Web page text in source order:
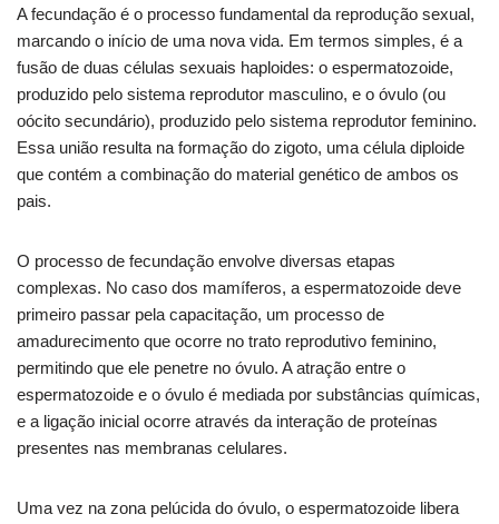
A fecundação é o processo fundamental da reprodução sexual,
marcando o início de uma nova vida. Em termos simples, é a
fusão de duas células sexuais haploides: o espermatozoide,
produzido pelo sistema reprodutor masculino, e o óvulo (ou
oócito secundário), produzido pelo sistema reprodutor feminino.
Essa união resulta na formação do zigoto, uma célula diploide
que contém a combinação do material genético de ambos os
pais.
O processo de fecundação envolve diversas etapas
complexas. No caso dos mamíferos, a espermatozoide deve
primeiro passar pela capacitação, um processo de
amadurecimento que ocorre no trato reprodutivo feminino,
permitindo que ele penetre no óvulo. A atração entre o
espermatozoide e o óvulo é mediada por substâncias químicas,
e a ligação inicial ocorre através da interação de proteínas
presentes nas membranas celulares.
Uma vez na zona pelúcida do óvulo, o espermatozoide libera